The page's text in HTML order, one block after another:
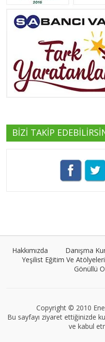
Yeşilist
Tüm yazıları
BİZİ TAKİP
Hakkımızda Danışma
Yeşilist Eğitim Ve
Gönüllü
Copyright © 2010
Bu sayfayı ziyaret ettiğinizde
ve kabul